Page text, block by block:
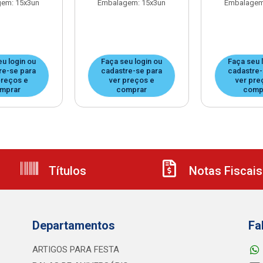
15x3un
login ou
se para
e
Embalagem: 15x3un
Faça seu login ou
cadastre-se para
ver preços e
comprar
Faça seu
ver
Títulos Notas Fiscais
Departamentos
ARTIGOS PARA FESTA